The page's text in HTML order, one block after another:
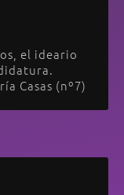
el ideario
Casas (nº7)